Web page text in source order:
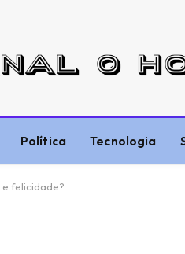
Política Tecnologia
e felicidade?